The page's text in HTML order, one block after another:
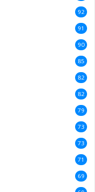
92
91
90
85
82
82
79
73
73
71
69